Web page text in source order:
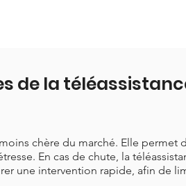
de la
chère du marché. Elle
En cas de chute, la
une intervention rapide, afin de